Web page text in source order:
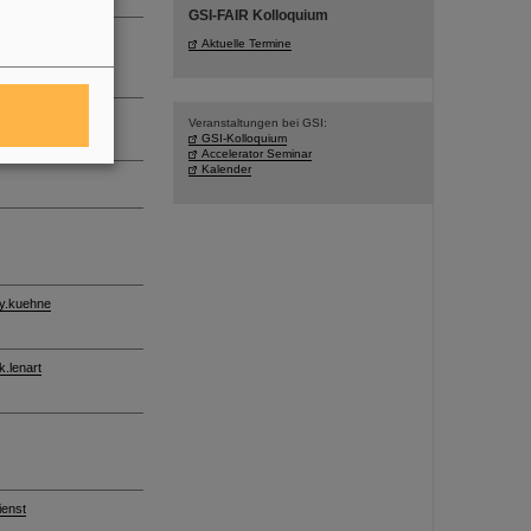
y.kuehne
k.lenart
GSI-FAIR Kolloquium
Aktuelle Termine
Veranstaltungen bei GSI:
GSI-Kolloquium
Accelerator Seminar
Kalender